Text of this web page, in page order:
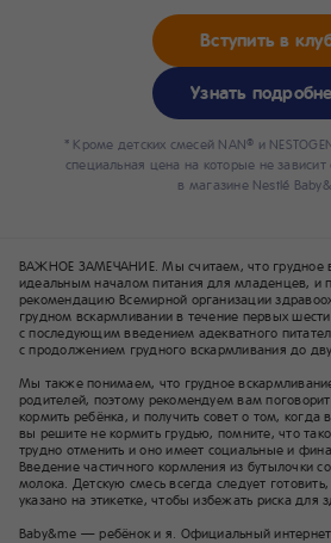
Вступить в
Узнать
* Кроме детских смесей NAN® и
специальная цена на которые не зависит
в магазине Nestlé
ВАЖНОЕ ЗАМЕЧАНИЕ. Мы считаем, что грудное
идеальным началом питания для младенцев, и
рекомендацию Всемирной организации
грудном вскармливании в течение первых
с последующим введением адекватного
с продолжением грудного вскармливания до
Мы также понимаем, что грудное
родителей, поэтому рекомендуем вам
кормить ребёнка, и получить совет о том, когда
вы решите не кормить грудью, помните, что
трудно отменить и оно имеет социальные и
Введение частичного кормления из бутылочки
молока. Детскую смесь всегда следует готовить,
указано на этикетке, чтобы избежать риска для
Baby&me — ребёнок и я. Официальный